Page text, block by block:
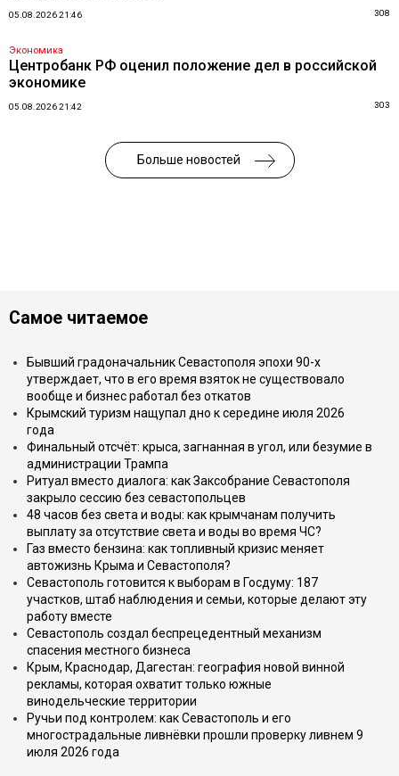
05.08.2026 21:46 308
Экономика
Центробанк РФ оценил положение дел в российской
экономике
05.08.2026 21:42 303
Больше новостей
Самое читаемое
Бывший градоначальник Севастополя эпохи 90-х
утверждает, что в его время взяток не существовало
вообще и бизнес работал без откатов
Крымский туризм нащупал дно к середине июля 2026
года
Финальный отсчёт: крыса, загнанная в угол, или безумие в
администрации Трампа
Ритуал вместо диалога: как Заксобрание Севастополя
закрыло сессию без севастопольцев
48 часов без света и воды: как крымчанам получить
выплату за отсутствие света и воды во время ЧС?
Газ вместо бензина: как топливный кризис меняет
автожизнь Крыма и Севастополя?
Севастополь готовится к выборам в Госдуму: 187
участков, штаб наблюдения и семьи, которые делают эту
работу вместе
Севастополь создал беспрецедентный механизм
спасения местного бизнеса
Крым, Краснодар, Дагестан: география новой винной
рекламы, которая охватит только южные
винодельческие территории
Ручьи под контролем: как Севастополь и его
многострадальные ливнёвки прошли проверку ливнем 9
июля 2026 года